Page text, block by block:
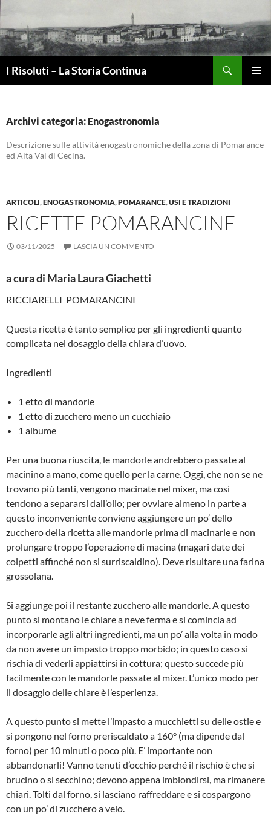
Vai
contenuto
I Risoluti – La Storia Continua
Archivi categoria: Enogastronomia
Descrizione sulle attività enogastronomiche della zona di Pomarance
ed Alta Val di Cecina.
ARTICOLI,ENOGASTRONOMIA,POMARANCE,USI E TRADIZIONI
RICETTE POMARANCINE
03/11/2025 LASCIA UN COMMENTO
a cura di Maria Laura Giachetti
RICCIARELLI POMARANCINI
Questa ricetta è tanto semplice per gli ingredienti quanto
complicata nel dosaggio della chiara d’uovo.
Ingredienti
1 etto di mandorle
1 etto di zucchero meno un cucchiaio
1 albume
Per una buona riuscita, le mandorle andrebbero passate al
macinino a mano, come quello per la carne. Oggi, che non se ne
trovano più tanti, vengono macinate nel mixer, ma così
tendono a separarsi dall’olio; per ovviare almeno in parte a
questo inconveniente conviene aggiungere un po’ dello
zucchero della ricetta alle mandorle prima di macinarle e non
prolungare troppo l’operazione di macina (magari date dei
colpetti affinché non si surriscaldino). Deve risultare una farina
grossolana.
Si aggiunge poi il restante zucchero alle mandorle. A questo
punto si montano le chiare a neve ferma e si comincia ad
incorporarle agli altri ingredienti, ma un po’ alla volta in modo
da non avere un impasto troppo morbido; in questo caso si
rischia di vederli appiattirsi in cottura; questo succede più
facilmente con le mandorle passate al mixer. L’unico modo per
il dosaggio delle chiare è l’esperienza.
A questo punto si mette l’impasto a mucchietti su delle ostie e
si pongono nel forno preriscaldato a 160° (ma dipende dal
forno) per 10 minuti o poco più. E’ importante non
abbandonarli! Vanno tenuti d’occhio perché il rischio è che si
brucino o si secchino; devono appena imbiondirsi, ma rimanere
chiari. Tolti dal forno, si lasciano raffreddare e si cospargono
con un po’ di zucchero a velo.